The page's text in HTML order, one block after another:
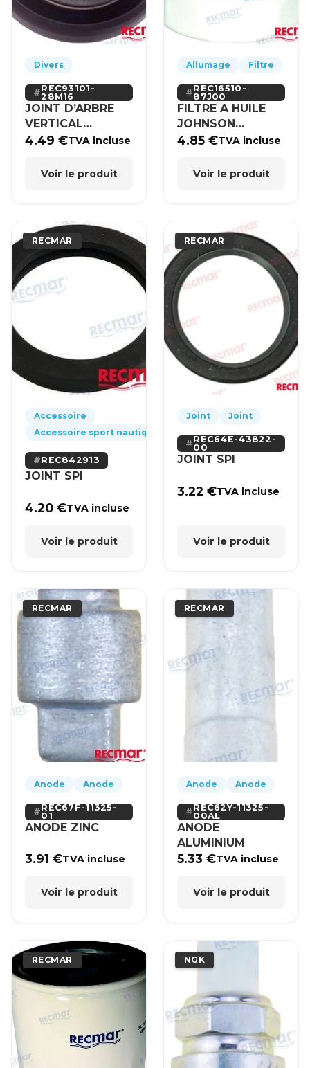
Divers
REC93101-
28M16
JOINT D’ARBRE
VERTICAL
YAMAHA
4.49€TVA incluse
Voir le produit
Allumage Filtre
REC16510-
87J00
FILTRE A HUILE
JOHNSON
EVINRUDE
4.85€TVA incluse
Voir le produit
RECMAR
Accessoire
Accessoire sport nautique
REC842913
JOINT SPI
4.20€TVA incluse
Voir le produit
RECMAR
Joint Joint
REC64E-43822-
00
JOINT SPI
3.22€TVA incluse
Voir le produit
RECMAR
Anode Anode
REC67F-11325-
01
ANODE ZINC
3.91€TVA incluse
Voir le produit
RECMAR
Anode Anode
REC62Y-11325-
00AL
ANODE
ALUMINIUM
5.33€TVA incluse
Voir le produit
RECMAR NGK